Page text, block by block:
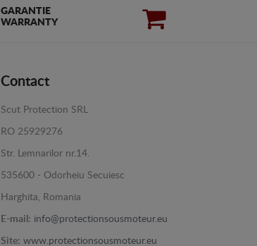
GARANTIE
WARRANTY
Contact
Scut Protection SRL
RO 25929276
Str. Lemnarilor nr.14.
535600 - Odorheiu Secuiesc
Harghita, Romania
E-mail: info@protectionsousmoteur.eu
Site: www.protectionsousmoteur.eu